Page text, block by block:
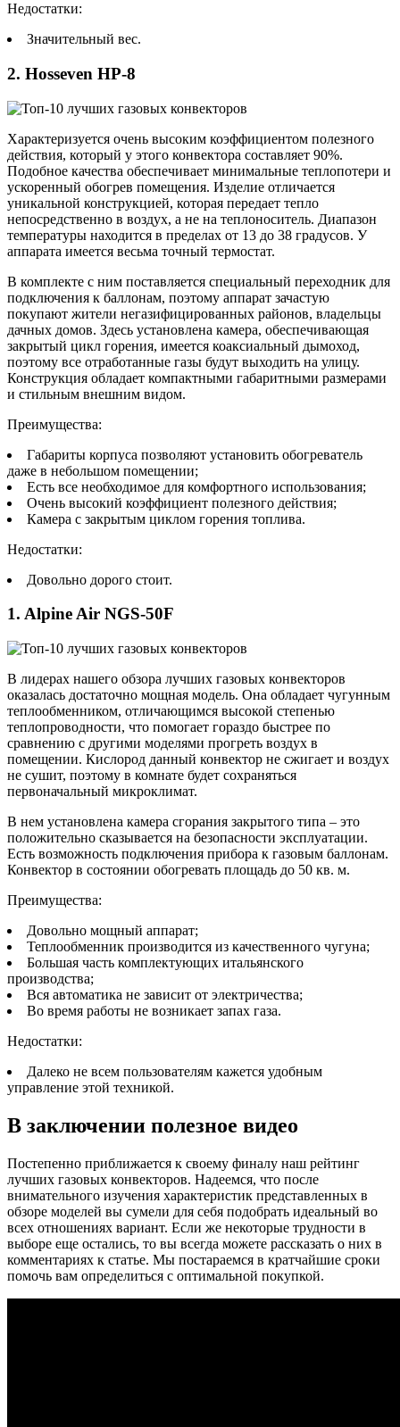
Недостатки:
Значительный вес.
2. Hosseven HP-8
Характеризуется очень высоким коэффициентом полезного
действия, который у этого конвектора составляет 90%.
Подобное качества обеспечивает минимальные теплопотери и
ускоренный обогрев помещения. Изделие отличается
уникальной конструкцией, которая передает тепло
непосредственно в воздух, а не на теплоноситель. Диапазон
температуры находится в пределах от 13 до 38 градусов. У
аппарата имеется весьма точный термостат.
В комплекте с ним поставляется специальный переходник для
подключения к баллонам, поэтому аппарат зачастую
покупают жители негазифицированных районов, владельцы
дачных домов. Здесь установлена камера, обеспечивающая
закрытый цикл горения, имеется коаксиальный дымоход,
поэтому все отработанные газы будут выходить на улицу.
Конструкция обладает компактными габаритными размерами
и стильным внешним видом.
Преимущества:
Габариты корпуса позволяют установить обогреватель
даже в небольшом помещении;
Есть все необходимое для комфортного использования;
Очень высокий коэффициент полезного действия;
Камера с закрытым циклом горения топлива.
Недостатки:
Довольно дорого стоит.
1. Alpine Air NGS-50F
В лидерах нашего обзора лучших газовых конвекторов
оказалась достаточно мощная модель. Она обладает чугунным
теплообменником, отличающимся высокой степенью
теплопроводности, что помогает гораздо быстрее по
сравнению с другими моделями прогреть воздух в
помещении. Кислород данный конвектор не сжигает и воздух
не сушит, поэтому в комнате будет сохраняться
первоначальный микроклимат.
В нем установлена камера сгорания закрытого типа – это
положительно сказывается на безопасности эксплуатации.
Есть возможность подключения прибора к газовым баллонам.
Конвектор в состоянии обогревать площадь до 50 кв. м.
Преимущества:
Довольно мощный аппарат;
Теплообменник производится из качественного чугуна;
Большая часть комплектующих итальянского
производства;
Вся автоматика не зависит от электричества;
Во время работы не возникает запах газа.
Недостатки:
Далеко не всем пользователям кажется удобным
управление этой техникой.
В заключении полезное видео
Постепенно приближается к своему финалу наш рейтинг
лучших газовых конвекторов. Надеемся, что после
внимательного изучения характеристик представленных в
обзоре моделей вы сумели для себя подобрать идеальный во
всех отношениях вариант. Если же некоторые трудности в
выборе еще остались, то вы всегда можете рассказать о них в
комментариях к статье. Мы постараемся в кратчайшие сроки
помочь вам определиться с оптимальной покупкой.